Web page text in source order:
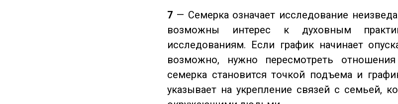
7 — Семерка означает исследование
возможны интерес к духовным
исследованиям. Если график начинает
возможно, нужно пересмотреть
семерка становится точкой подъема и
указывает на укрепление связей с семьей,